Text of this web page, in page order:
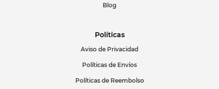
Blog
Políticas
Aviso de Privacidad
Políticas de Envíos
Políticas de Reembolso